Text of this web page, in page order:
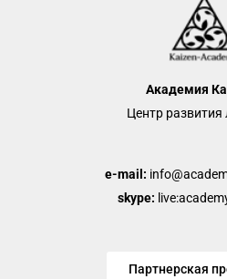
Академия
Центр развития
e-mail:
skype:
Партнерская